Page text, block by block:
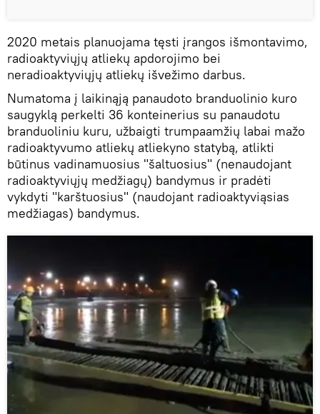
2020 metais planuojama tęsti įrangos išmontavimo,
radioaktyviųjų atliekų apdorojimo bei
neradioaktyviųjų atliekų išvežimo darbus.
Numatoma į laikinąją panaudoto branduolinio kuro
saugyklą perkelti 36 konteinerius su panaudotu
branduoliniu kuru, užbaigti trumpaamžių labai mažo
radioaktyvumo atliekų atliekyno statybą, atlikti
būtinus vadinamuosius "šaltuosius" (nenaudojant
radioaktyviųjų medžiagų) bandymus ir pradėti
vykdyti "karštuosius" (naudojant radioaktyviąsias
medžiagas) bandymus.